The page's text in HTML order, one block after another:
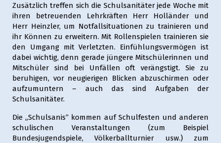
Zusätzlich treffen sich die Schulsanitäter jede Woche mit
ihren betreuenden Lehrkräften Herr Holländer und
Herr Heinzler, um Notfallsituationen zu trainieren und
ihr Können zu erweitern. Mit Rollenspielen trainieren sie
den Umgang mit Verletzten. Einfühlungsvermögen ist
dabei wichtig, denn gerade jüngere Mitschülerinnen und
Mitschüler sind bei Unfällen oft verängstigt. Sie zu
beruhigen, vor neugierigen Blicken abzuschirmen oder
aufzumuntern – auch das sind Aufgaben der
Schulsanitäter.
Die „Schulsanis“ kommen auf Schulfesten und anderen
schulischen Veranstaltungen (zum Beispiel
Bundesjugendspiele, Völkerballturnier usw.) zum